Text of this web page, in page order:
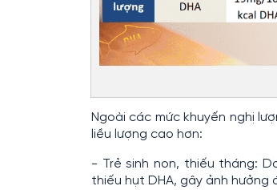
Ngoài các mức khuyến nghị
liều lượng cao hơn:
- Trẻ sinh non, thiếu tháng:
thiếu hụt DHA, gây ảnh